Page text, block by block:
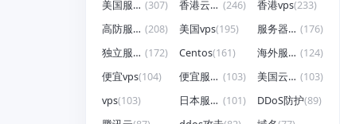
美国服务器 (307) 香港云服务器 (246) 香港vps(233)
高防服务器 (208) 美国vps(195) 服务器租用 (176)
独立服务器 (172) Centos(161) 海外服务器 (124)
便宜vps(104) 便宜服务器 (103) 美国云服务器 (103)
vps(103) 日本服务器 (101) DDoS防护(89)